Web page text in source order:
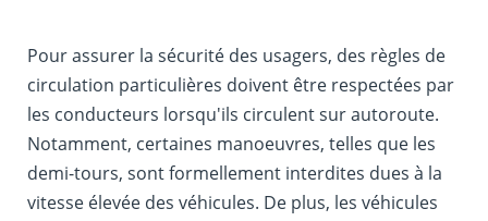
Pour assurer la sécurité des usagers, des règles de
circulation particulières doivent être respectées par
les conducteurs lorsqu'ils circulent sur autoroute.
Notamment, certaines manoeuvres, telles que les
demi-tours, sont formellement interdites dues à la
vitesse élevée des véhicules. De plus, les véhicules